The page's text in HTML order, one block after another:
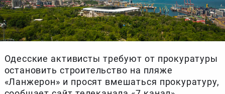
Одесские активисты требуют от прокуратуры
остановить строительство на пляже
«Ланжерон» и просят вмешаться прокуратуру,